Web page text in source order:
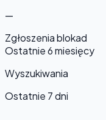
—
Zgłoszenia blokad
Ostatnie 6 miesięcy
Wyszukiwania
Ostatnie 7 dni